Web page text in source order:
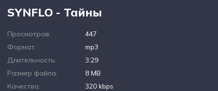
SYNFLO - Тайны
Просмотров:
447
Формат:
mp3
Длительность:
3:29
Размер файла:
8 MB
Качество:
320 kbps